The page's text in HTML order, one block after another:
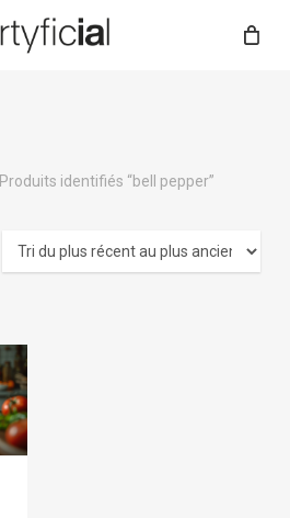
Produits identifiés “bell pepper”